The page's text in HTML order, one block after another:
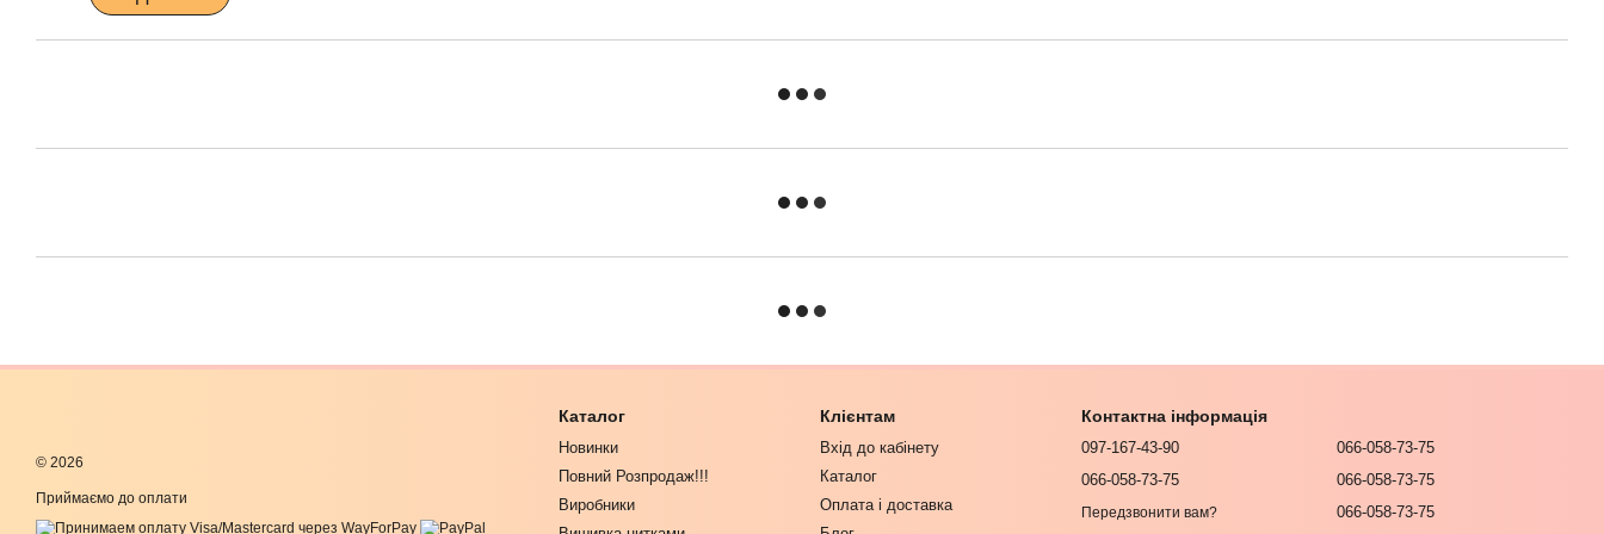
© 2026
Приймаємо до оплати
Каталог
Новинки
Повний Розпродаж!!!
Виробники
Клієнтам
Вхід до кабінету
Каталог
Оплата і доставка
Контактна інформація
097-167-43-90
066-058-73-75
Передзвонити вам?
066-058-73-75
066-058-73-75
066-058-73-75